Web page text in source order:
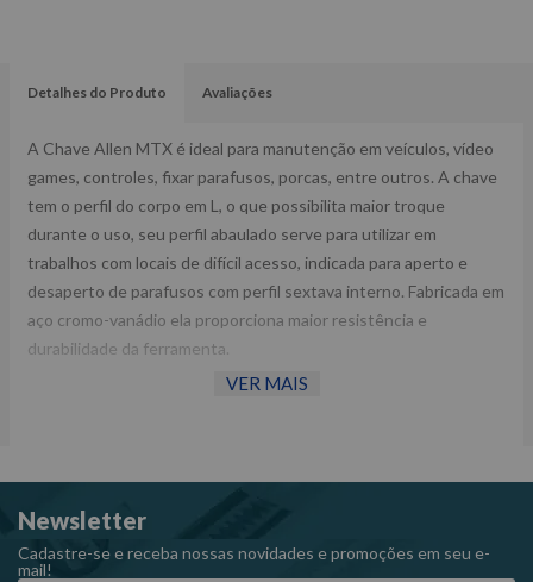
Detalhes do Produto Avaliações
A Chave Allen MTX é ideal para manutenção em veículos, vídeo
games, controles, fixar parafusos, porcas, entre outros. A chave
tem o perfil do corpo em L, o que possibilita maior troque
durante o uso, seu perfil abaulado serve para utilizar em
trabalhos com locais de difícil acesso, indicada para aperto e
desaperto de parafusos com perfil sextava interno. Fabricada em
aço cromo-vanádio ela proporciona maior resistência e
durabilidade da ferramenta.
VER MAIS
Newsletter
Cadastre-se e receba nossas novidades e promoções em seu e-
mail!